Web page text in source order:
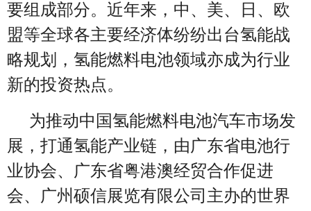
要组成部分。近年来，中、美、日、欧
盟等全球各主要经济体纷纷出台氢能战
略规划，氢能燃料电池领域亦成为行业
新的投资热点。
为推动中国氢能燃料电池汽车市场发
展，打通氢能产业链，由广东省电池行
业协会、广东省粤港澳经贸合作促进
会、广州硕信展览有限公司主办的世界